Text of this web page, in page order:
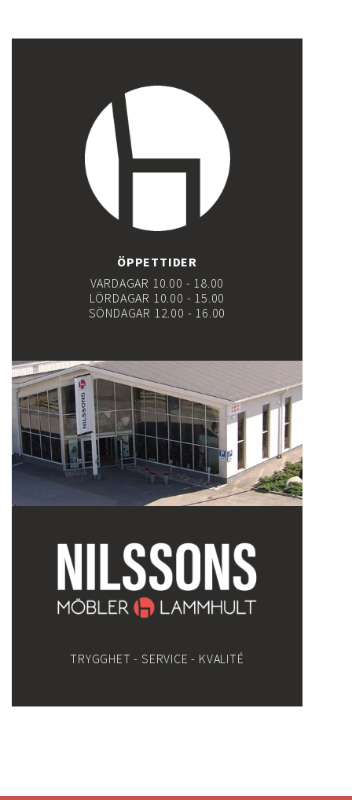
ÖPPETTIDER
VARDAGAR 10.00 - 18.00
LÖRDAGAR 10.00 - 15.00
SÖNDAGAR 12.00 - 16.00
TRYGGHET - SERVICE - KVALITÉ